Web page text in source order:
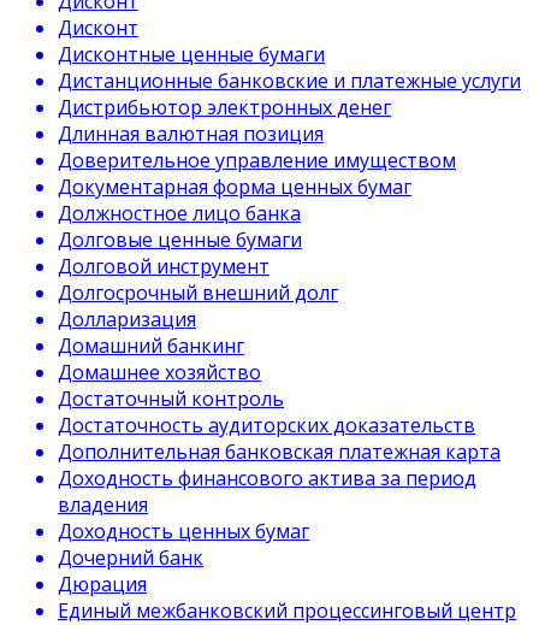
Дисконт
Дисконтные ценные бумаги
Дистанционные банковские и платежные услуги
Дистрибьютор электронных денег
Длинная валютная позиция
Доверительное управление имуществом
Документарная форма ценных бумаг
Должностное лицо банка
Долговые ценные бумаги
Долговой инструмент
Долгосрочный внешний долг
Долларизация
Домашний банкинг
Домашнее хозяйство
Достаточный контроль
Достаточность аудиторских доказательств
Дополнительная банковская платежная карта
Доходность финансового актива за период
владения
Доходность ценных бумаг
Дочерний банк
Дюрация
Единый межбанковский процессинговый центр